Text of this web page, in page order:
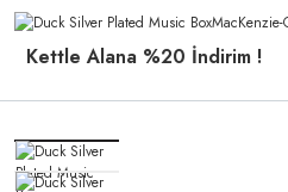
Kettle Alana %20 İndirim !